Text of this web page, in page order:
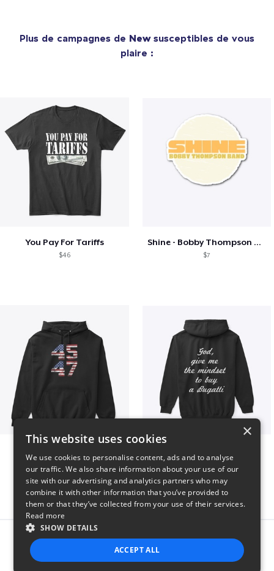
Plus de campagnes de Newsusceptibles de vous
plaire :
You Pay For Tariffs
$46
Shine - Bobby Thompson Band Merch
$7
Report this product
×
This website uses cookies
We use cookies to personalise content, ads and to analyse
our traffic. We also share information about your use of our
site with our advertising and analytics partners who may
combine it with other information that you’ve provided to
them or that they’ve collected from your use of their services.
Read more
SHOW DETAILS
ACCEPT ALL